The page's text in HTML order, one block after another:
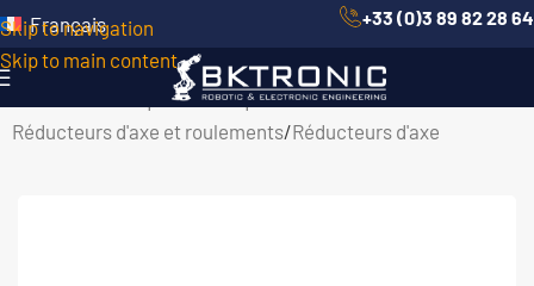
Skip to navigation
Skip to main content
Français +33 (0)3 89 82 28 64
Robotique Mécanique/
Réducteurs d'axe et roulements/Réducteurs d'axe